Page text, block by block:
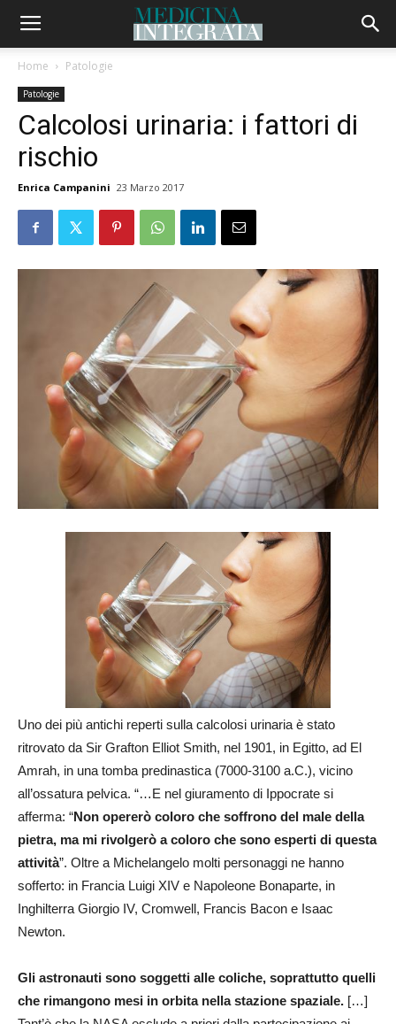
Home Patologie
Patologie
Calcolosi urinaria: i fattori di
rischio
Enrica Campanini 23 Marzo 2017
Uno dei più antichi reperti sulla calcolosi urinaria è stato
ritrovato da Sir Grafton Elliot Smith, nel 1901, in Egitto, ad El
Amrah, in una tomba predinastica (7000-3100 a.C.), vicino
all’ossatura pelvica. “…E nel giuramento di Ippocrate si
afferma: “Non opererò coloro che soffrono del male della
pietra, ma mi rivolgerò a coloro che sono esperti di questa
attività”. Oltre a Michelangelo molti personaggi ne hanno
sofferto: in Francia Luigi XIV e Napoleone Bonaparte, in
Inghilterra Giorgio IV, Cromwell, Francis Bacon e Isaac
Newton.
Gli astronauti sono soggetti alle coliche, soprattutto quelli
che rimangono mesi in orbita nella stazione spaziale. […]